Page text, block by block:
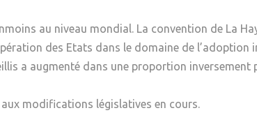
au niveau mondial. La convention de La
des Etats dans le domaine de l’adoption
a augmenté dans une proportion inversement
modifications législatives en cours.